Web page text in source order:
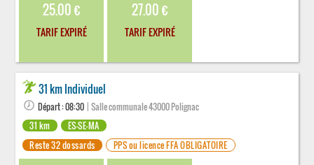
25.00 €
TARIF EXPIRÉ
27.00 €
TARIF EXPIRÉ
31 km Individuel
Départ : 08:30 | Salle communale 43000 Polignac
31 km
ES-SE-MA
Reste 32 dossards
PPS ou licence FFA OBLIGATOIRE